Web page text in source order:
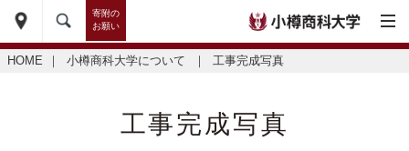
寄附の
お願い
HOME ｜ 小樽商科大学について ｜ 工事完成写真
工事完成写真